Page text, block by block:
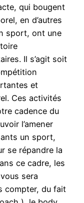
qui bougent
en d’autres
sport, ont une
Il s’agit soit
et
Ces activités
cadence du
l’amener
un sport,
se répandre la
ce cadre, les
sera
compter, du fait